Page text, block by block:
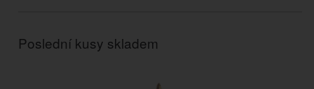
Poslední kusy skladem